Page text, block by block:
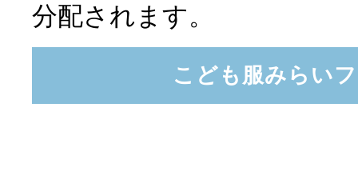
分配されます。
こども服みらい